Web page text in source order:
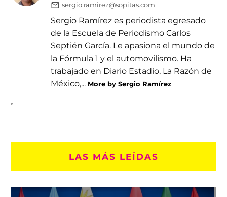
sergio.ramirez@sopitas.com
Sergio Ramírez es periodista egresado
de la Escuela de Periodismo Carlos
Septién García. Le apasiona el mundo de
la Fórmula 1 y el automovilismo. Ha
trabajado en Diario Estadio, La Razón de
México,... More by Sergio Ramírez
LAS MÁS LEÍDAS